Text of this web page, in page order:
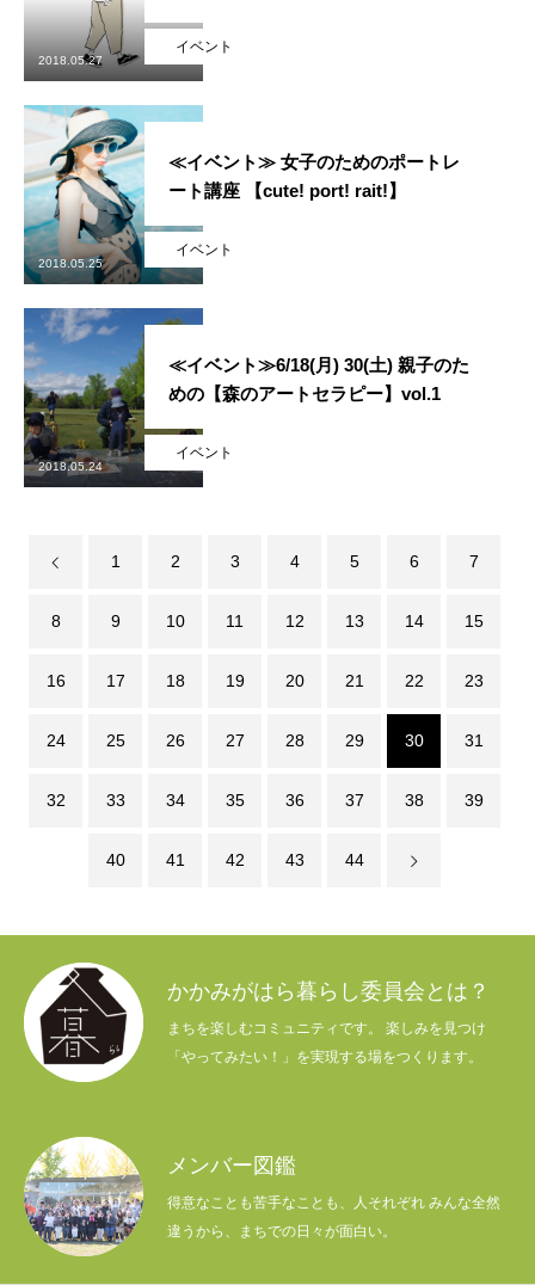
かかみがはら暮らし委員会とは？
イベント
2018.05.27
イベント
≪イベント≫ 女子のためのポートレ
ート講座 【cute! port! rait!】
2018.05.25
イベント
≪イベント≫6/18(月) 30(土) 親子のた
めの【森のアートセラピー】vol.1
2018.05.24
1 2 3 4 5 6 7
8 9 10 11 12 13 14 15
16 17 18 19 20 21 22 23
24 25 26 27 28 29 30 31
32 33 34 35 36 37 38 39
40 41 42 43 44
かかみがはら暮らし委員会とは？
まちを楽しむコミュニティです。 楽しみを見つけ
「やってみたい！」を実現する場をつくります。
メンバー図鑑
得意なことも苦手なことも、人それぞれ みんな全然
違うから、まちでの日々が面白い。